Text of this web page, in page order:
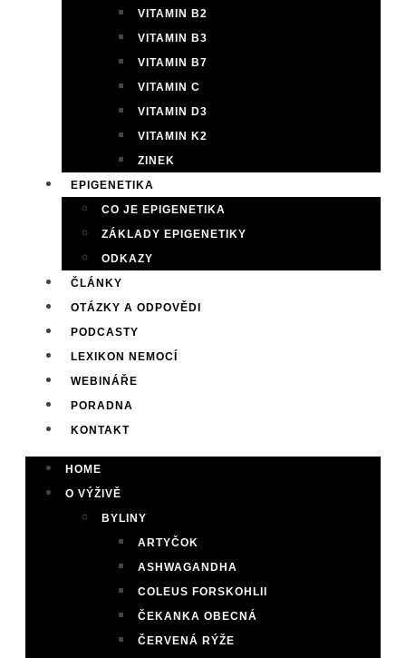
VITAMIN B2
VITAMIN B3
VITAMIN B7
VITAMIN C
VITAMIN D3
VITAMIN K2
ZINEK
EPIGENETIKA
CO JE EPIGENETIKA
ZÁKLADY EPIGENETIKY
ODKAZY
ČLÁNKY
OTÁZKY A ODPOVĚDI
PODCASTY
LEXIKON NEMOCÍ
WEBINÁŘE
PORADNA
KONTAKT
HOME
O VÝŽIVĚ
BYLINY
ARTYČOK
ASHWAGANDHA
COLEUS FORSKOHLII
ČEKANKA OBECNÁ
ČERVENÁ RÝŽE